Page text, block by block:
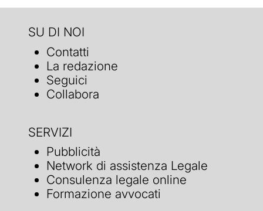
SU DI NOI
Contatti
La redazione
Seguici
Collabora
SERVIZI
Pubblicità
Network di assistenza Legale
Consulenza legale online
Formazione avvocati